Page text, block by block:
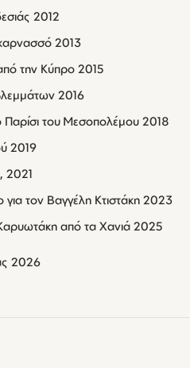
2012
2013
την Κύπρο 2015
2016
του Μεσοπολέμου 2018
2019
2021
τον Βαγγέλη Κτιστάκη 2023
από τα Χανιά 2025
2026